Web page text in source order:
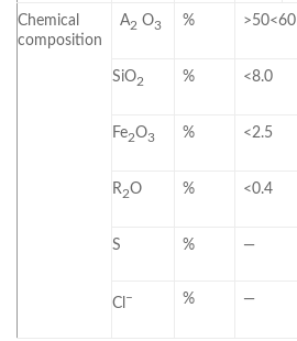
Chemical
composition
A2 O3 % >50<60
SiO2 % <8.0
Fe2O3 % <2.5
R2O % <0.4
S % —
Cl – % —